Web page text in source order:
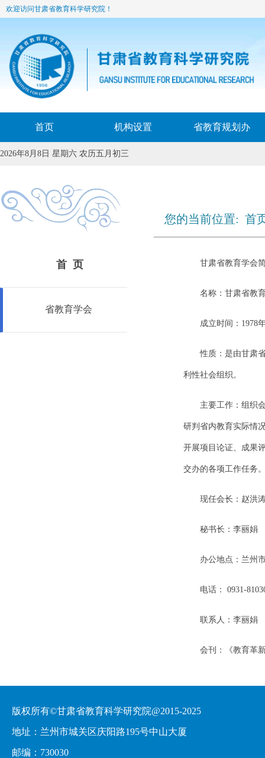
欢迎访问甘肃省教育科学研究院！
首页 机构设置 省教育规划办
2026年8月8日 星期六 农历五月初三
首 页
省教育学会
您的当前位置: 首
甘肃省教育学会
名称：甘肃省教
成立时间：1978
性质：是由甘肃
利性社会组织。
主要工作：组织
研判省内教育实际情
开展项目论证、成果
交办的各项工作任务
现任会长：赵洪
秘书长：李丽娟
办公地点：兰州
电话： 0931-
联系人：李丽娟
会刊：《教育革
版权所有©甘肃省教育科学研究院@2015-2025
地址：兰州市城关区庆阳路195号中山大厦
邮编：730030